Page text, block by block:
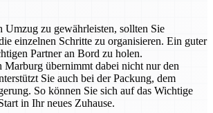
Umzug zu gewährleisten, sollten Sie
einzelnen Schritte zu organisieren. Ein guter
Partner an Bord zu holen.
Marburg übernimmt dabei nicht nur den
Sie auch bei der Packung, dem
So können Sie sich auf das Wichtige
in Ihr neues Zuhause.